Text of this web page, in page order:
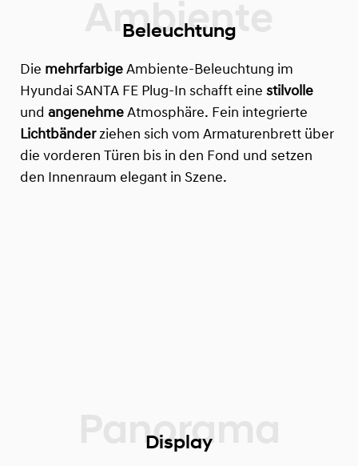
Beleuchtung
Die mehrfarbige Ambiente-Beleuchtung im
Hyundai SANTA FE Plug-In schafft eine stilvolle
und angenehme Atmosphäre. Fein integrierte
Lichtbänderziehen sich vom Armaturenbrett über
die vorderen Türen bis in den Fond und setzen
den Innenraum elegant in Szene.
Display